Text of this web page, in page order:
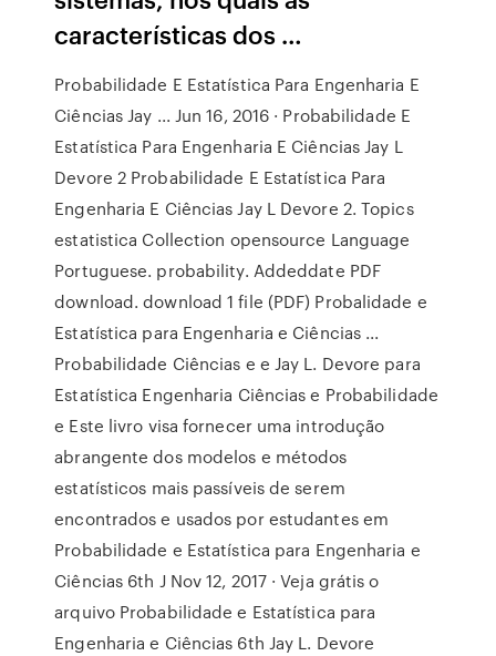
características dos …
Probabilidade E Estatística Para Engenharia E
Ciências Jay ... Jun 16, 2016 · Probabilidade E
Estatística Para Engenharia E Ciências Jay L
Devore 2 Probabilidade E Estatística Para
Engenharia E Ciências Jay L Devore 2. Topics
estatistica Collection opensource Language
Portuguese. probability. Addeddate PDF
download. download 1 file (PDF) Probalidade e
Estatística para Engenharia e Ciências ...
Probabilidade Ciências e e Jay L. Devore para
Estatística Engenharia Ciências e Probabilidade
e Este livro visa fornecer uma introdução
abrangente dos modelos e métodos
estatísticos mais passíveis de serem
encontrados e usados por estudantes em
Probabilidade e Estatística para Engenharia e
Ciências 6th J Nov 12, 2017 · Veja grátis o
arquivo Probabilidade e Estatística para
Engenharia e Ciências 6th Jay L. Devore